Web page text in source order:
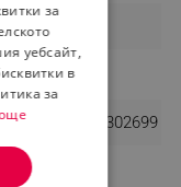
Voltz
1.9 kg
3800235302699
за
уебсайт,
в
за